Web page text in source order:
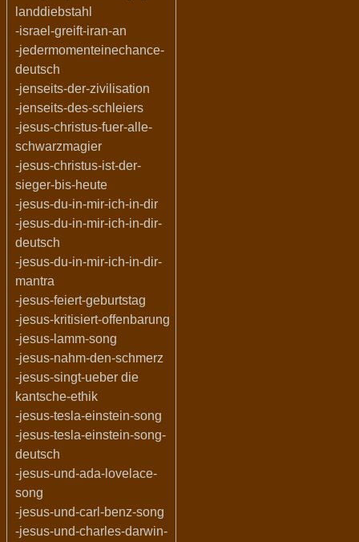
landdiebstahl
-israel-greift-iran-an
-jedermomenteinechance-
deutsch
-jenseits-der-zivilisation
-jenseits-des-schleiers
-jesus-christus-fuer-alle-
schwarzmagier
-jesus-christus-ist-der-
sieger-bis-heute
-jesus-du-in-mir-ich-in-dir
-jesus-du-in-mir-ich-in-dir-
deutsch
-jesus-du-in-mir-ich-in-dir-
mantra
-jesus-feiert-geburtstag
-jesus-kritisiert-offenbarung
-jesus-lamm-song
-jesus-nahm-den-schmerz
-jesus-singt-ueber die
kantsche-ethik
-jesus-tesla-einstein-song
-jesus-tesla-einstein-song-
deutsch
-jesus-und-ada-lovelace-
song
-jesus-und-carl-benz-song
-jesus-und-charles-darwin-